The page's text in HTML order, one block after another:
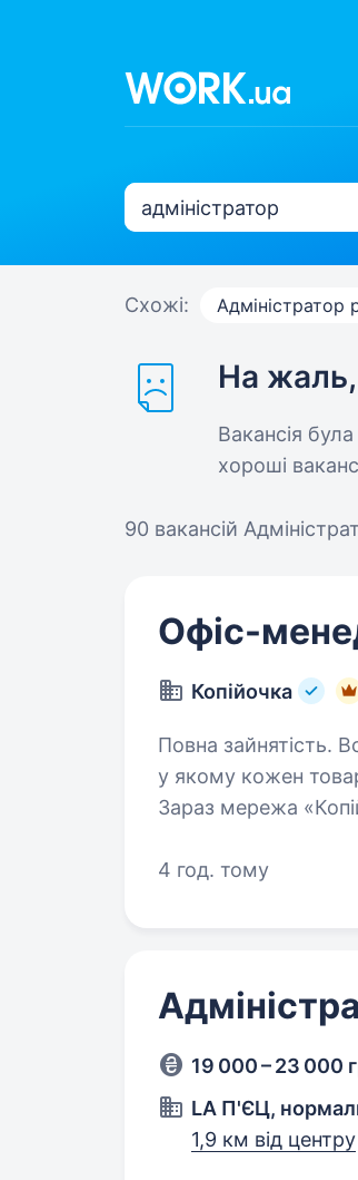
Схожі: Адміністратор
На жаль,
Вакансія
хороші
90 вакансій
Офіс-
Копійочка
Повна зайнятість. Все почалося 15 років тому з ідеї відкрити магазин,
у якому кожен
Зараз мережа
4 год. тому
19 000 – 23 000
LA П'ЄЦ,
1,9 км від центру